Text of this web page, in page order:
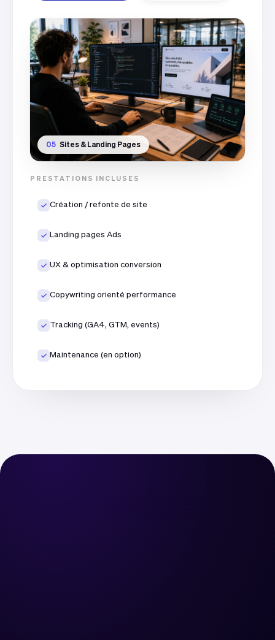
05 Sites & Landing Pages
PRESTATIONS INCLUSES
Création / refonte de site
Landing pages Ads
UX & optimisation conversion
Copywriting orienté performance
Tracking (GA4, GTM, events)
Maintenance (en option)